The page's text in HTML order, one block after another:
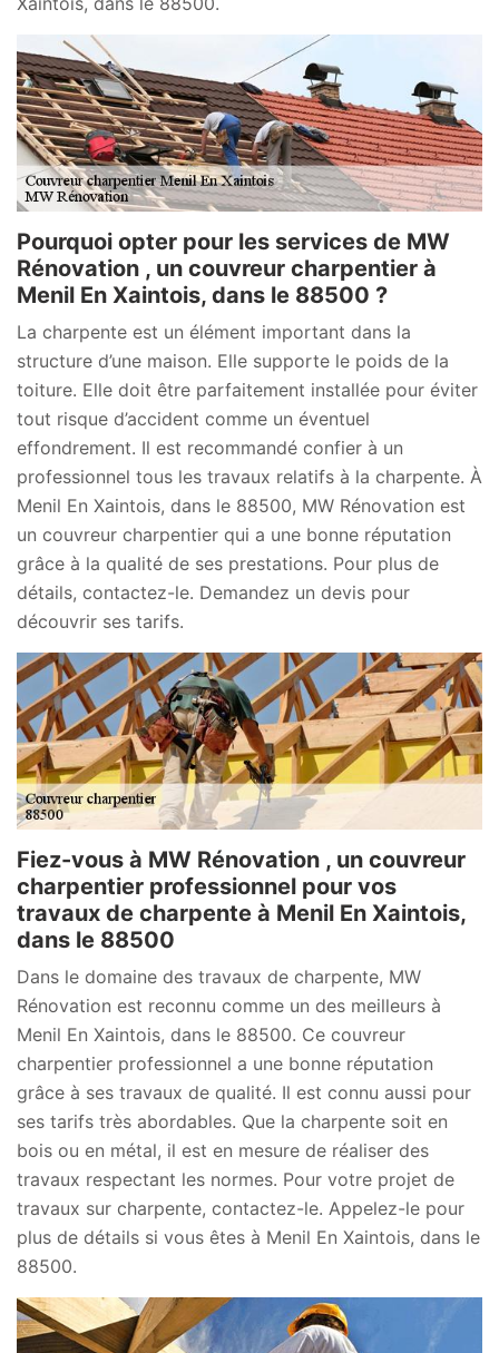
Pourquoi opter pour les services de MW
Rénovation , un couvreur charpentier à
Menil En Xaintois, dans le 88500 ?
La charpente est un élément important dans la
structure d’une maison. Elle supporte le poids de la
toiture. Elle doit être parfaitement installée pour éviter
tout risque d’accident comme un éventuel
effondrement. Il est recommandé confier à un
professionnel tous les travaux relatifs à la charpente. À
Menil En Xaintois, dans le 88500, MW Rénovation est
un couvreur charpentier qui a une bonne réputation
grâce à la qualité de ses prestations. Pour plus de
détails, contactez-le. Demandez un devis pour
découvrir ses tarifs.
Fiez-vous à MW Rénovation , un couvreur
charpentier professionnel pour vos
travaux de charpente à Menil En Xaintois,
dans le 88500
Dans le domaine des travaux de charpente, MW
Rénovation est reconnu comme un des meilleurs à
Menil En Xaintois, dans le 88500. Ce couvreur
charpentier professionnel a une bonne réputation
grâce à ses travaux de qualité. Il est connu aussi pour
ses tarifs très abordables. Que la charpente soit en
bois ou en métal, il est en mesure de réaliser des
travaux respectant les normes. Pour votre projet de
travaux sur charpente, contactez-le. Appelez-le pour
plus de détails si vous êtes à Menil En Xaintois, dans le
88500.